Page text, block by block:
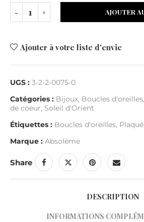
AJOUTER
Ajouter à votre liste d'envie
UGS : 3-2-2-0075-0
Catégories : Bijoux, Boucles d'oreilles,
de coeur, Soleil d'Orient
Étiquettes : Boucles d'oreilles,
Marque : Absolème
Share
DESCRIPTION
INFORMATIONS